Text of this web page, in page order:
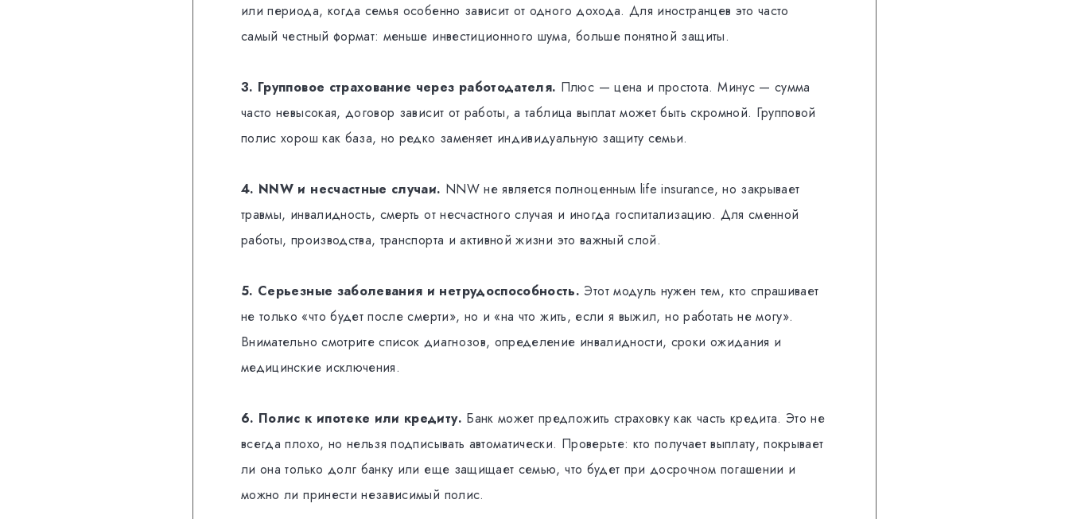
или периода, когда семья особенно зависит от одного дохода. Для иностранцев это часто
самый честный формат: меньше инвестиционного шума, больше понятной защиты.
3. Групповое страхование через работодателя. Плюс — цена и простота. Минус — сумма
часто невысокая, договор зависит от работы, а таблица выплат может быть скромной. Групповой
полис хорош как база, но редко заменяет индивидуальную защиту семьи.
4. NNW и несчастные случаи. NNW не является полноценным life insurance, но закрывает
травмы, инвалидность, смерть от несчастного случая и иногда госпитализацию. Для сменной
работы, производства, транспорта и активной жизни это важный слой.
5. Серьезные заболевания и нетрудоспособность. Этот модуль нужен тем, кто спрашивает
не только «что будет после смерти», но и «на что жить, если я выжил, но работать не могу».
Внимательно смотрите список диагнозов, определение инвалидности, сроки ожидания и
медицинские исключения.
6. Полис к ипотеке или кредиту. Банк может предложить страховку как часть кредита. Это не
всегда плохо, но нельзя подписывать автоматически. Проверьте: кто получает выплату, покрывает
ли она только долг банку или еще защищает семью, что будет при досрочном погашении и
можно ли принести независимый полис.